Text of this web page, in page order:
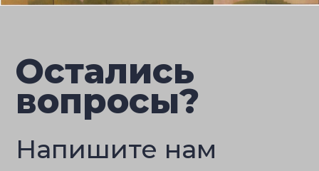
Остались
вопросы?
Напишите нам